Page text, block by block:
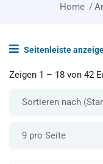
Home
Seitenleiste
Zeigen 1 – 18 von 42
Sortieren nach
9 pro Seite